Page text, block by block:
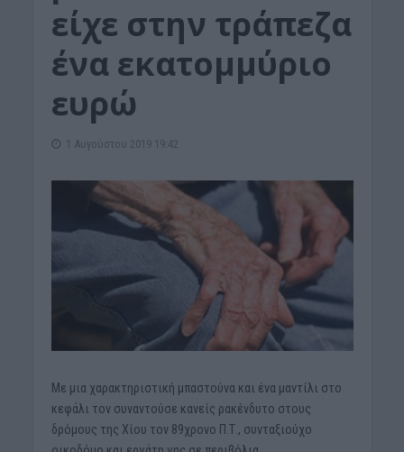
είχε στην τράπεζα
ένα εκατομμύριο
ευρώ
1 Αυγούστου 2019 19:42
Με μια χαρακτηριστική μπαστούνα και ένα μαντίλι στο
κεφάλι τον συναντούσε κανείς ρακένδυτο στους
δρόμους της Χίου τον 89χρονο Π.Τ., συνταξιούχο